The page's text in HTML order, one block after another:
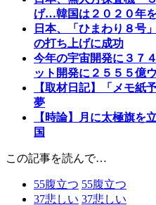
げ…韓国は２０２０年
日本、「ひまわり８号
の打ち上げに成功
今年の宇宙開発に３７
ット開発に２５５５億
【取材日記】「メモ紙
夢
【時論】月に太極旗を
国
この記事を読んで…
55腹立つ 55腹立つ
37悲しい 37悲しい